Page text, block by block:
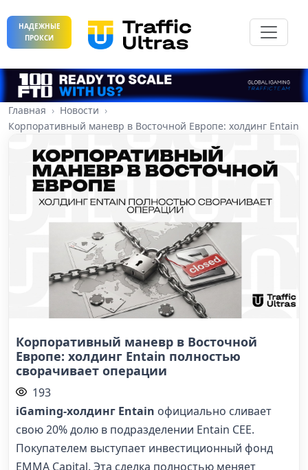
НАДЕЖНЫЕ
ПРОКСИ
Главная
Новости
Корпоративный маневр в Восточной Европе: холдинг Entain
Корпоративный маневр в Восточной
Европе: холдинг Entain полностью
сворачивает операции
193
iGaming-холдинг Entain официально сливает
свою 20% долю в подразделении Entain CEE.
Покупателем выступает инвестиционный фонд
EMMA Capital. Эта сделка полностью меняет